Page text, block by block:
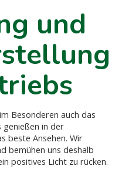
und
Besonderen auch das
genießen in der
beste Ansehen. Wir
bemühen uns deshalb
positives Licht zu rücken.